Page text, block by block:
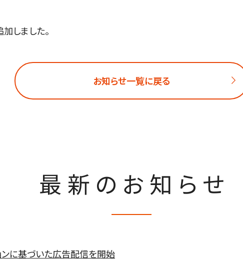
しました。
お知らせ一覧に戻る
最新のお知らせ
ンに基づいた広告配信を開始